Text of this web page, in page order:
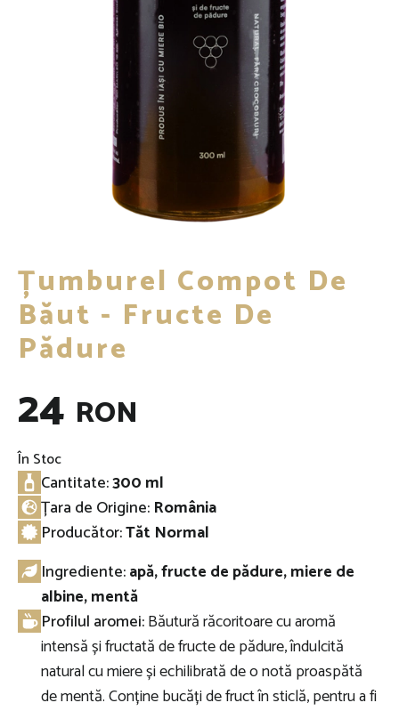
Țumburel Compot De
Băut - Fructe De
Pădure
24 RON
În Stoc
Cantitate:300 ml
Țara de Origine: România
Producător:Tăt Normal
Ingrediente:apă, fructe de pădure, miere de
albine, mentă
Profilul aromei:Băutură răcoritoare cu aromă
intensă și fructată de fructe de pădure, îndulcită
natural cu miere și echilibrată de o notă proaspătă
de mentă. Conține bucăți de fruct în sticlă, pentru a fi